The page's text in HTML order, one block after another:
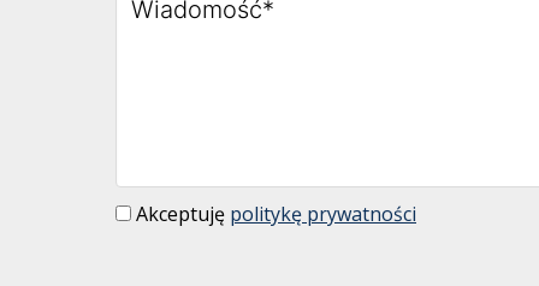
Akceptuję politykę prywatności